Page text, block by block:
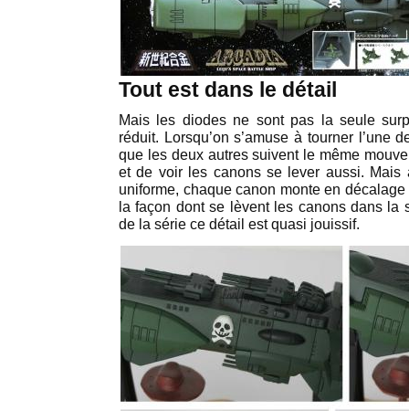
Tout est dans le détail
Mais les diodes ne sont pas la seule
réduit. Lorsqu’on s’amuse à tourner l’une
que les deux autres suivent le même
et de voir les canons se lever aussi.
uniforme, chaque canon monte en
la façon dont se lèvent les canons dans la
de la série ce détail est quasi jouissif.